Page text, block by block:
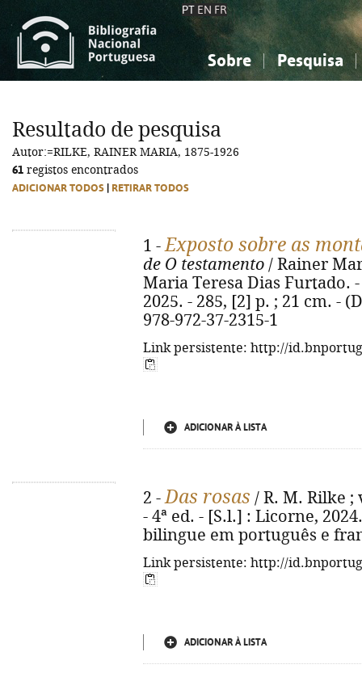
PT EN FR
Sobre Pesquisa
Ciências sociais...
Ciências sociais...
Resultado de pesquisa
Autor:=RILKE, RAINER MARIA, 1875-1926
61 registos encontrados
ADICIONAR TODOS RETIRAR TODOS
1 -Exposto sobre as
de O testamento / Rainer
Maria Teresa Dias Furtado.
2025. - 285, [2] p. ; 21 cm. -
978-972-37-2315-1
Link persistente: http://
ADICIONAR À LISTA
2 -Das rosas / R. M. Rilke ;
- 4ª ed. - [S.l.] : Licorne,
bilingue em português e
Link persistente: http://
ADICIONAR À LISTA